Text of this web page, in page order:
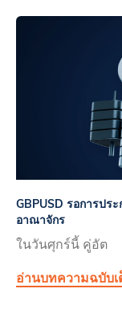
GBPUSD รอการปร
อาณาจักร
ในวันศุกร์นี้ คู่อัต
อ่านบทความฉบับเ